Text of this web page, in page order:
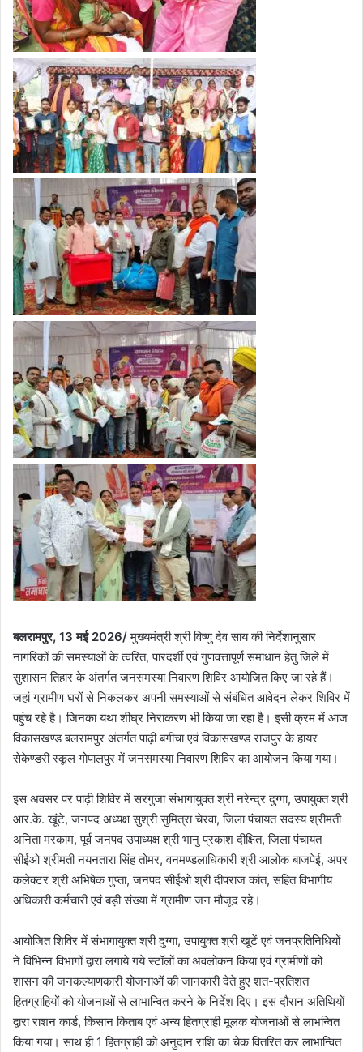
बलरामपुर, 13 मई 2026/मुख्यमंत्री श्री विष्णु देव साय की निर्देशानुसार
नागरिकों की समस्याओं के त्वरित, पारदर्शी एवं गुणवत्तापूर्ण समाधान हेतु जिले में
सुशासन तिहार के अंतर्गत जनसमस्या निवारण शिविर आयोजित किए जा रहे हैं।
जहां ग्रामीण घरों से निकलकर अपनी समस्याओं से संबंधित आवेदन लेकर शिविर में
पहुंच रहे है। जिनका यथा शीघ्र निराकरण भी किया जा रहा है। इसी क्रम में आज
विकासखण्ड बलरामपुर अंतर्गत पाढ़ी बगीचा एवं विकासखण्ड राजपुर के हायर
सेकेण्डरी स्कूल गोपालपुर में जनसमस्या निवारण शिविर का आयोजन किया गया।
इस अवसर पर पाढ़ी शिविर में सरगुजा संभागायुक्त श्री नरेन्द्र दुग्गा, उपायुक्त श्री
आर.के. खूंटे, जनपद अध्यक्ष सुश्री सुमित्रा चेरवा, जिला पंचायत सदस्य श्रीमती
अनिता मरकाम, पूर्व जनपद उपाध्यक्ष श्री भानु प्रकाश दीक्षित, जिला पंचायत
सीईओ श्रीमती नयनतारा सिंह तोमर, वनमण्डलाधिकारी श्री आलोक बाजपेई, अपर
कलेक्टर श्री अभिषेक गुप्ता, जनपद सीईओ श्री दीपराज कांत, सहित विभागीय
अधिकारी कर्मचारी एवं बड़ी संख्या में ग्रामीण जन मौजूद रहे।
आयोजित शिविर में संभागायुक्त श्री दुग्गा, उपायुक्त श्री खूटें एवं जनप्रतिनिधियों
ने विभिन्न विभागों द्वारा लगाये गये स्टॉलों का अवलोकन किया एवं ग्रामीणों को
शासन की जनकल्याणकारी योजनाओं की जानकारी देते हुए शत-प्रतिशत
हितग्राहियों को योजनाओं से लाभान्वित करने के निर्देश दिए। इस दौरान अतिथियों
द्वारा राशन कार्ड, किसान किताब एवं अन्य हितग्राही मूलक योजनाओं से लाभन्वित
किया गया। साथ ही 1 हितग्राही को अनुदान राशि का चेक वितरित कर लाभान्वित